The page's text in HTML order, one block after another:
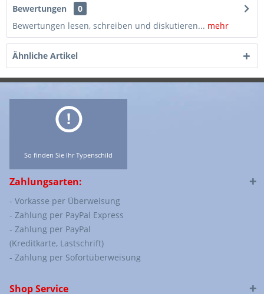
Bewertungen
0
Bewertungen lesen, schreiben und diskutieren... mehr
Ähnliche Artikel
So finden Sie Ihr Typenschild
Zahlungsarten:
- Vorkasse per Überweisung
- Zahlung per PayPal Express
- Zahlung per PayPal
(Kreditkarte, Lastschrift)
- Zahlung per Sofortüberweisung
Shop Service